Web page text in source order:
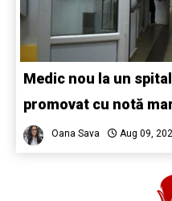
Medic nou la un
promovat cu notă
Oana Sava Aug 09,